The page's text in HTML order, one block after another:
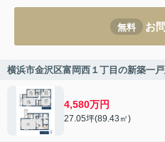
無料 お
横浜市金沢区富岡西１丁目の新築一
4,580万円
27.05坪(89.43㎡)